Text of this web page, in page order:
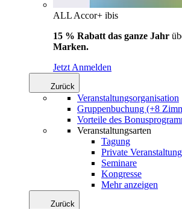
ALL Accor+ ibis
15 % Rabatt das ganze Jahr
Marken.
Jetzt Anmelden
Zurück
Veranstaltungsorganisation
Gruppenbuchung (+8
Vorteile des
Veranstaltungsarten
Tagung
Private
Seminare
Kongresse
Mehr anzeigen
Zurück